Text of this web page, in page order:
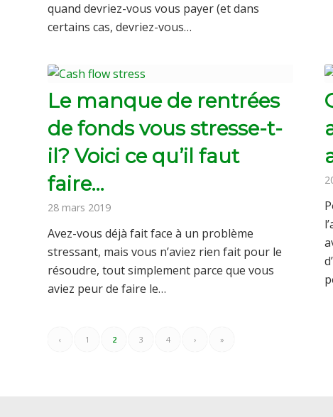
quand devriez-vous vous payer (et dans
certains cas, devriez-vous…
Le manque de rentrées
de fonds vous stresse-t-
il? Voici ce qu’il faut
faire…
28 mars 2019
Avez-vous déjà fait face à un problème
stressant, mais vous n’aviez rien fait pour le
résoudre, tout simplement parce que vous
aviez peur de faire le…
‹ 1 2 3 4 › »